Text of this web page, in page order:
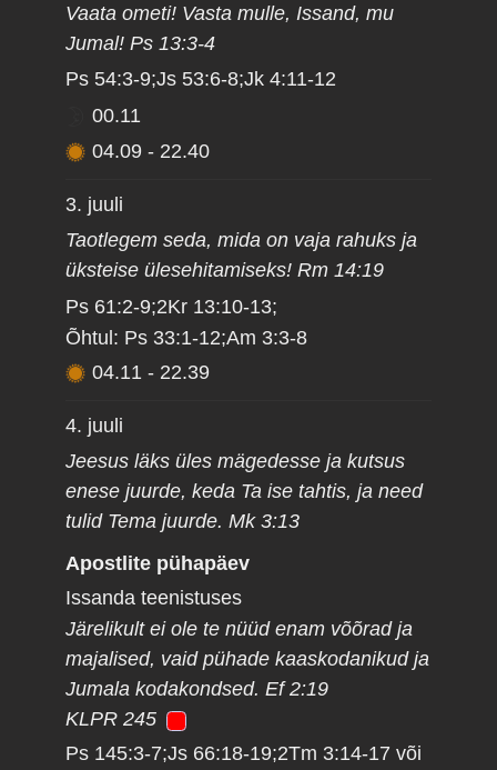
Vaata ometi! Vasta mulle, Issand, mu
Jumal! Ps 13:3-4
Ps 54:3-9;Js 53:6-8;Jk 4:11-12
00.11
04.09 - 22.40
3. juuli
Taotlegem seda, mida on vaja rahuks ja
üksteise ülesehitamiseks! Rm 14:19
Ps 61:2-9;2Kr 13:10-13;
Õhtul: Ps 33:1-12;Am 3:3-8
04.11 - 22.39
4. juuli
Jeesus läks üles mägedesse ja kutsus
enese juurde, keda Ta ise tahtis, ja need
tulid Tema juurde. Mk 3:13
Apostlite pühapäev
Issanda teenistuses
Järelikult ei ole te nüüd enam võõrad ja
majalised, vaid pühade kaaskodanikud ja
Jumala kodakondsed. Ef 2:19
KLPR 245
Ps 145:3-7;Js 66:18-19;2Tm 3:14-17 või